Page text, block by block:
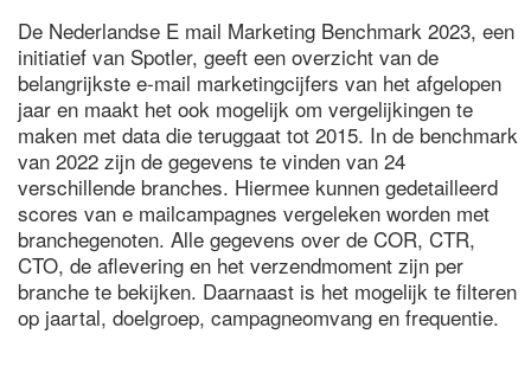
De Nederlandse E mail Marketing Benchmark 2023, een
initiatief van Spotler, geeft een overzicht van de
belangrijkste e-mail marketingcijfers van het afgelopen
jaar en maakt het ook mogelijk om vergelijkingen te
maken met data die teruggaat tot 2015. In de benchmark
van 2022 zijn de gegevens te vinden van 24
verschillende branches. Hiermee kunnen gedetailleerd
scores van e mailcampagnes vergeleken worden met
branchegenoten. Alle gegevens over de COR, CTR,
CTO, de aflevering en het verzendmoment zijn per
branche te bekijken. Daarnaast is het mogelijk te filteren
op jaartal, doelgroep, campagneomvang en frequentie.